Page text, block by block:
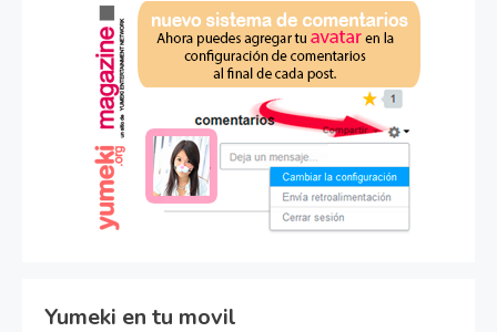
Yumeki en tu movil